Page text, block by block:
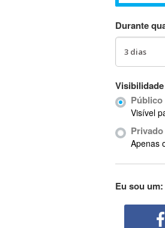
Ab Initio
ABIS
Ableton Live
Abstract
Durante
Público
Visível
Privado
Apenas
Eu sou um: